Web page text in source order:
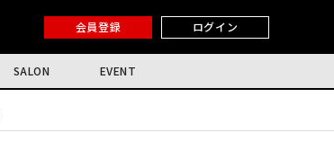
会員登録 ログイン
SALON EVENT